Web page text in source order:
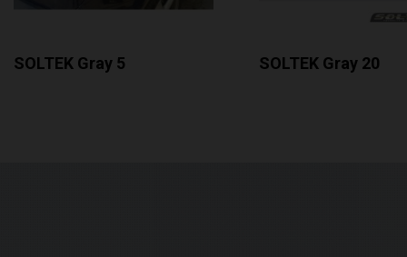
SOLTEK Gray 5 SOLTEK Gray 20